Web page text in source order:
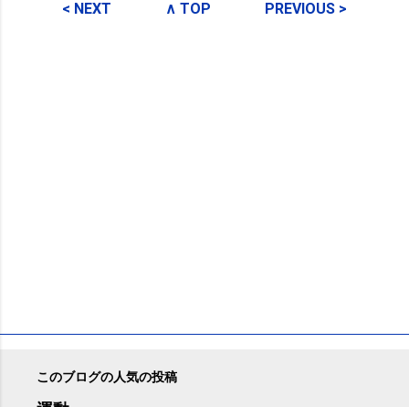
メ
< NEXT ∧ TOP PREVIOUS >
このブログの人気の投稿